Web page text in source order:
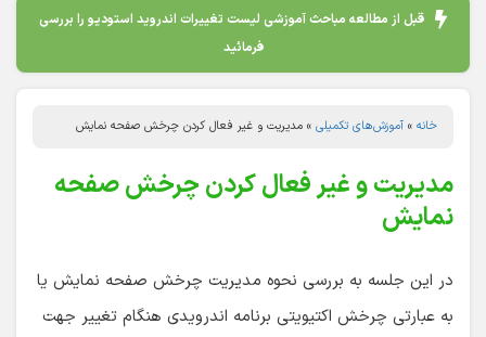
قبل از مطالعه مباحث آموزشی لیست تغییرات اندروید استودیو را بررسی
فرمائید
خانه » آموزش‌های تکمیلی » مدیریت و غیر فعال کردن چرخش صفحه نمایش
مدیریت و غیر فعال کردن چرخش صفحه
نمایش
در این جلسه به بررسی نحوه مدیریت چرخش صفحه نمایش یا
به عبارتی چرخش اکتیویتی برنامه اندرویدی هنگام تغییر جهت